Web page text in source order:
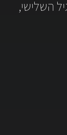
השלישי,